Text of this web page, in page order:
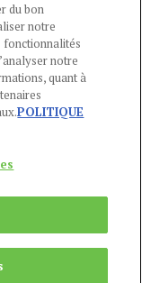
DES COOKIES
17h
Agora
du bon
notre
fonctionnalités
notre
quant à
POLITIQUE